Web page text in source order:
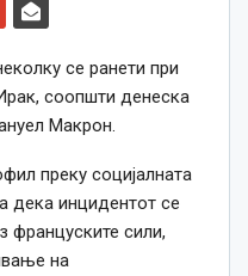
се ранети при
соопшти денеска
Макрон.
преку социјалната
дека инцидентот се
француските сили,
на